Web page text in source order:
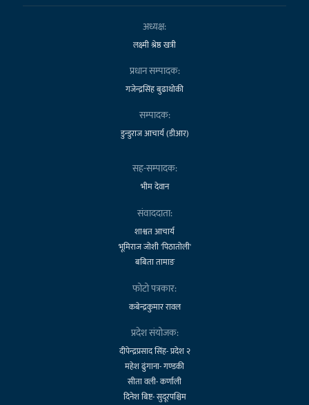
अध्यक्ष:
लक्ष्मी श्रेष्ठ खत्री
प्रधान सम्पादक:
गजेन्द्रसिंह बुढाथोकी
सम्पादक:
डुन्डुराज आचार्य (डीआर)
सह-सम्पादक:
भीम देवान
संवाददाता:
शाश्वत आचार्य
भूमिराज जोशी 'पिठातोली'
बबिता तामाङ
फोटो पत्रकार:
कबेन्द्रकुमार रावल
प्रदेश संयोजक:
दीपेन्द्रप्रसाद सिंह- प्रदेश २
महेश ढुंगाना- गण्डकी
सीता वली- कर्णाली
दिनेश बिष्ट- सुदूरपश्चिम